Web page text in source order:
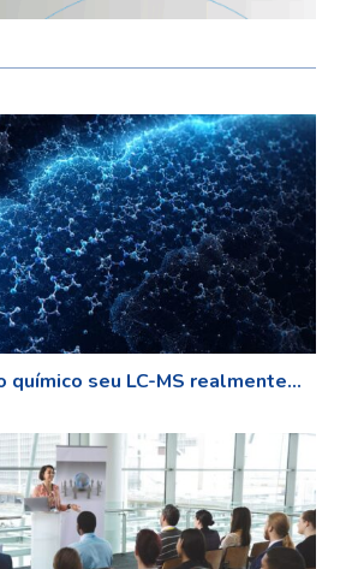
químico seu LC-MS realmente...